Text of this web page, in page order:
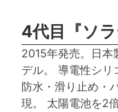
4代目『ソラ
2015年発売。日本
デル。 導電性シリ
防水・滑り止め・
現。 太陽電池を2